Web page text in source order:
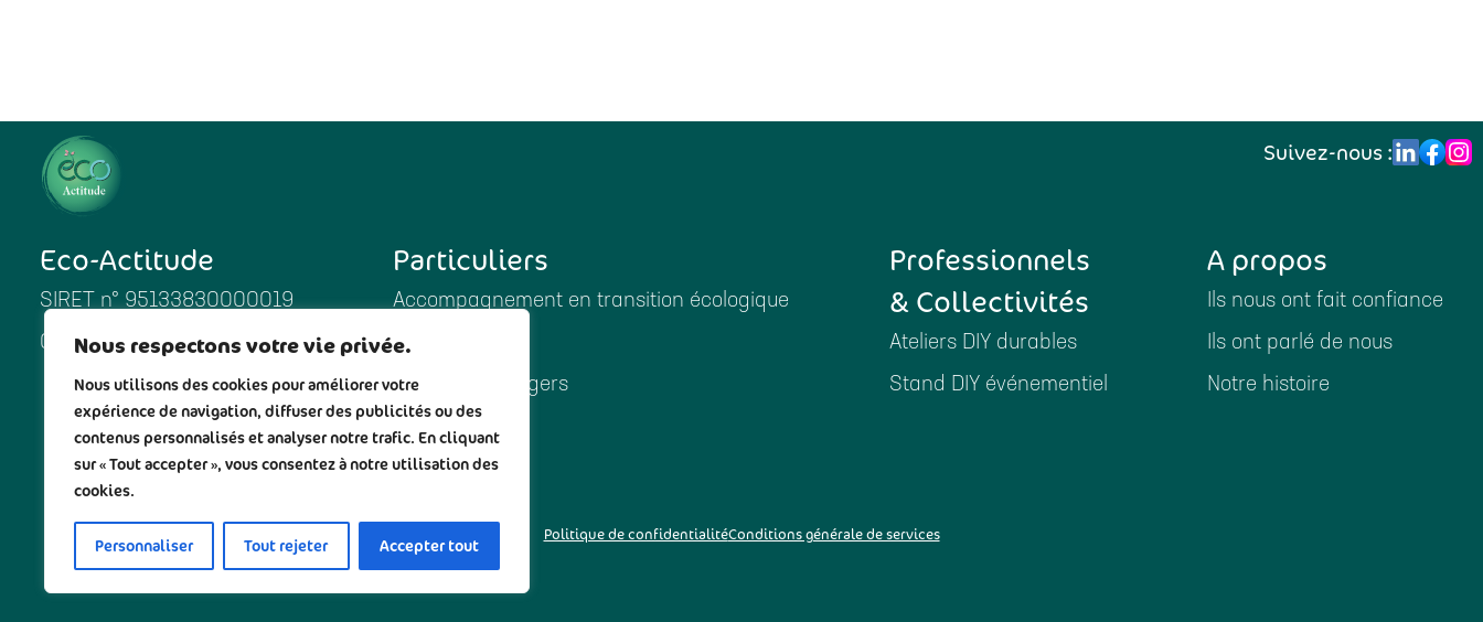
Nous respectons votre vie privée.
Nous utilisons des cookies pour améliorer votre
expérience de navigation, diffuser des publicités ou des
contenus personnalisés et analyser notre trafic. En cliquant
sur « Tout accepter », vous consentez à notre utilisation des
cookies.
Personnaliser Tout rejeter Accepter tout
Eco-Actitude
SIRET n° 95133830000019
06 11 99 71 81
Particuliers
Accompagnement en transition écologique
Enfants
Produits ménagers
Cosmétiques
Professionnels
& Collectivités
Ateliers DIY durables
Stand DIY événementiel
A propos
Ils nous ont fait confiance
Ils ont parlé de nous
Notre histoire
Suivez-nous :
Politique de confidentialitéConditions générale de services